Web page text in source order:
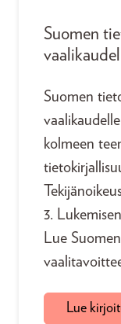
Suomen
Suomen
kolmeen
3.
Lue
Lue